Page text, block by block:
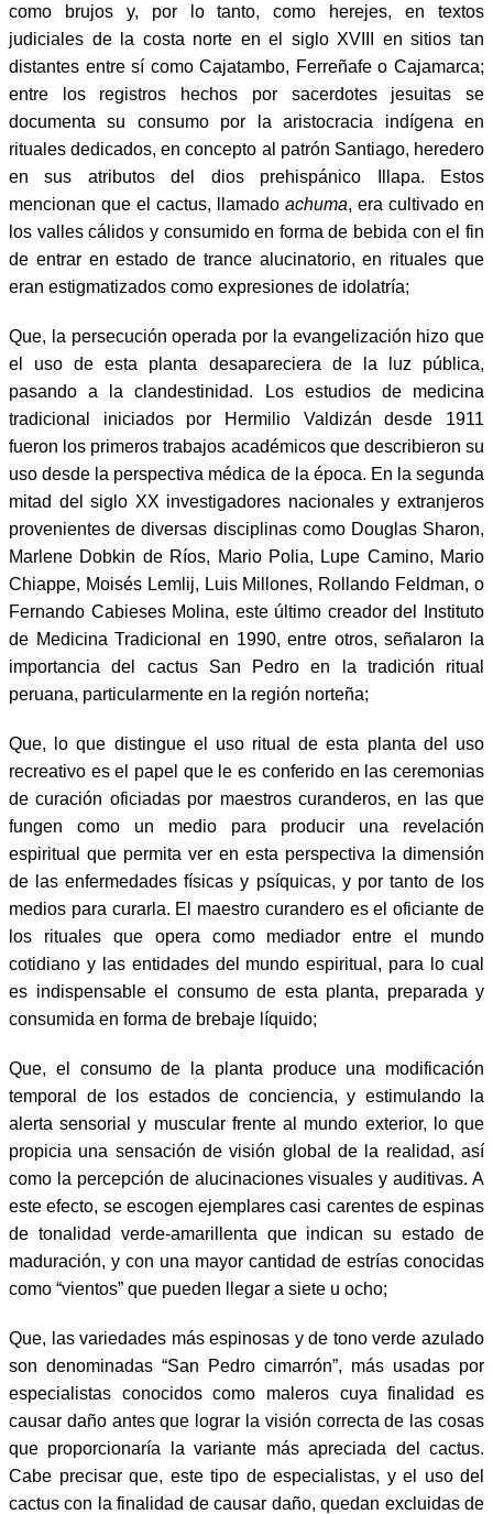
como brujos y, por lo tanto, como herejes, en textos
judiciales de la costa norte en el siglo XVIII en sitios tan
distantes entre sí como Cajatambo, Ferreñafe o Cajamarca;
entre los registros hechos por sacerdotes jesuitas se
documenta su consumo por la aristocracia indígena en
rituales dedicados, en concepto al patrón Santiago, heredero
en sus atributos del dios prehispánico Illapa. Estos
mencionan que el cactus, llamado achuma, era cultivado en
los valles cálidos y consumido en forma de bebida con el fin
de entrar en estado de trance alucinatorio, en rituales que
eran estigmatizados como expresiones de idolatría;
Que, la persecución operada por la evangelización hizo que
el uso de esta planta desapareciera de la luz pública,
pasando a la clandestinidad. Los estudios de medicina
tradicional iniciados por Hermilio Valdizán desde 1911
fueron los primeros trabajos académicos que describieron su
uso desde la perspectiva médica de la época. En la segunda
mitad del siglo XX investigadores nacionales y extranjeros
provenientes de diversas disciplinas como Douglas Sharon,
Marlene Dobkin de Ríos, Mario Polia, Lupe Camino, Mario
Chiappe, Moisés Lemlij, Luis Millones, Rollando Feldman, o
Fernando Cabieses Molina, este último creador del Instituto
de Medicina Tradicional en 1990, entre otros, señalaron la
importancia del cactus San Pedro en la tradición ritual
peruana, particularmente en la región norteña;
Que, lo que distingue el uso ritual de esta planta del uso
recreativo es el papel que le es conferido en las ceremonias
de curación oficiadas por maestros curanderos, en las que
fungen como un medio para producir una revelación
espiritual que permita ver en esta perspectiva la dimensión
de las enfermedades físicas y psíquicas, y por tanto de los
medios para curarla. El maestro curandero es el oficiante de
los rituales que opera como mediador entre el mundo
cotidiano y las entidades del mundo espiritual, para lo cual
es indispensable el consumo de esta planta, preparada y
consumida en forma de brebaje líquido;
Que, el consumo de la planta produce una modificación
temporal de los estados de conciencia, y estimulando la
alerta sensorial y muscular frente al mundo exterior, lo que
propicia una sensación de visión global de la realidad, así
como la percepción de alucinaciones visuales y auditivas. A
este efecto, se escogen ejemplares casi carentes de espinas
de tonalidad verde-amarillenta que indican su estado de
maduración, y con una mayor cantidad de estrías conocidas
como “vientos” que pueden llegar a siete u ocho;
Que, las variedades más espinosas y de tono verde azulado
son denominadas “San Pedro cimarrón”, más usadas por
especialistas conocidos como maleros cuya finalidad es
causar daño antes que lograr la visión correcta de las cosas
que proporcionaría la variante más apreciada del cactus.
Cabe precisar que, este tipo de especialistas, y el uso del
cactus con la finalidad de causar daño, quedan excluidas de